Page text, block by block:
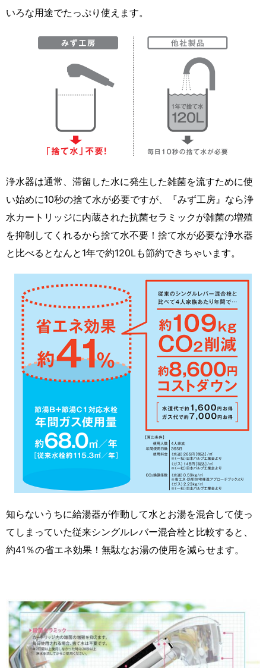
いろな用途でたっぷり使えます。
浄水器は通常、滞留した水に発生した雑菌を流すために使
い始めに10秒の捨て水が必要ですが、『みず工房』なら浄
水カートリッジに内蔵された抗菌セラミックが雑菌の増殖
を抑制してくれるから捨て水不要！捨て水が必要な浄水器
と比べるとなんと1年で約120Lも節約できちゃいます。
知らないうちに給湯器が作動して水とお湯を混合して使っ
てしまっていた従来シングルレバー混合栓と比較すると、
約41％の省エネ効果！無駄なお湯の使用を減らせます。